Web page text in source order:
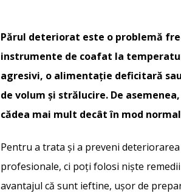
Părul deteriorat este o problemă
instrumente de coafat la
agresivi, o alimentație deficitară
de volum și strălucire. De
cădea mai mult decât în mod
Pentru a trata și a preveni
profesionale, ci poți folosi niște
avantajul că sunt ieftine, ușor de